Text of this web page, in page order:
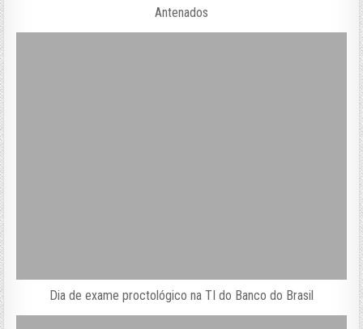
Antenados
Dia de exame proctológico na TI do Banco do Brasil